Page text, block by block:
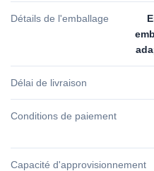
Détails de l'emballage
Délai de livraison
Conditions de paiement
Capacité d'approvisionnement